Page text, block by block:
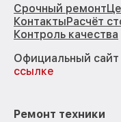
Срочный ремонт
КонтактыРасчёт
Контроль качества
Официальный сайт
ссылке
Ремонт техники